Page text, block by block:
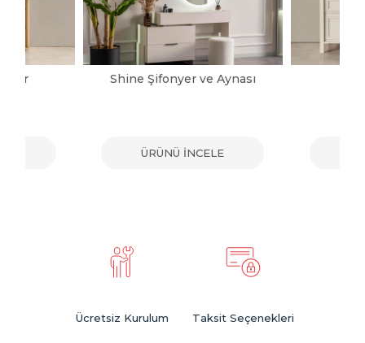
Shine Şifonyer ve Aynası
ÜRÜNÜ İNCELE
Ücretsiz Kurulum Taksit Seçenekleri